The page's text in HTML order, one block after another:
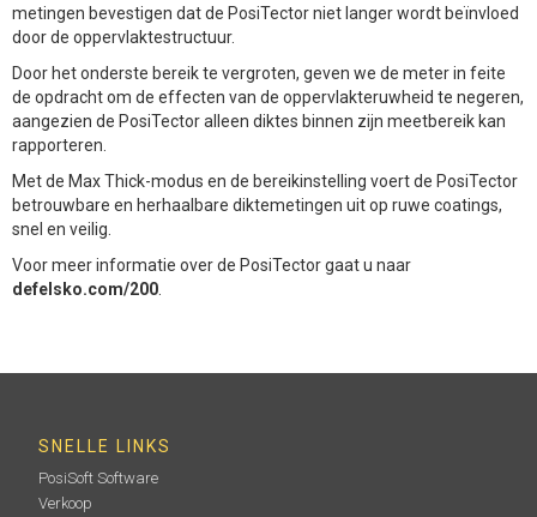
metingen bevestigen dat de PosiTector niet langer wordt beïnvloed
door de oppervlaktestructuur.
Door het onderste bereik te vergroten, geven we de meter in feite
de opdracht om de effecten van de oppervlakteruwheid te negeren,
aangezien de PosiTector alleen diktes binnen zijn meetbereik kan
rapporteren.
Met de Max Thick-modus en de bereikinstelling voert de PosiTector
betrouwbare en herhaalbare diktemetingen uit op ruwe coatings,
snel en veilig.
Voor meer informatie over de PosiTector gaat u naar
defelsko.com/200
SNELLE LINKS
PosiSoft Software
Verkoop